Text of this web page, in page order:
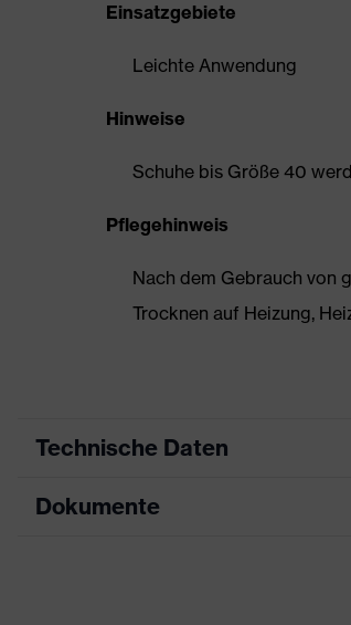
Einsatzgebiete
Leichte Anwendung
Hinweise
Schuhe bis Größe 40
Pflegehinweis
Nach dem Gebrauch von
Trocknen auf Heizung,
Technische Daten
Produktart
Dokumente